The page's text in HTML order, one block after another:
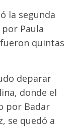
la segunda
Paula
quintas
deparar
donde el
por Badar
se quedó a